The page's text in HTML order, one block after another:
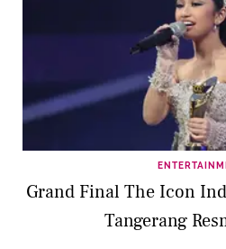
Grand Final The Icon
Tangerang